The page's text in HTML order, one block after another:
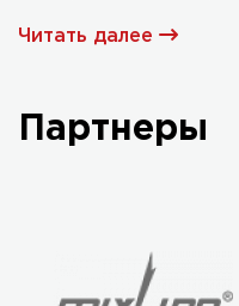
Читать далее
Партнеры